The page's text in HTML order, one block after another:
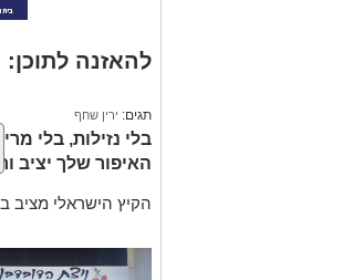
להאזנה לתוכן:
תגים: ירין שחף
בלי נזילות, בלי
האיפור שלך יציב
הקיץ הישראלי מציב
מהבית מאופרים
והמסקרה נמרחת?
וזיעה, ומאיימים